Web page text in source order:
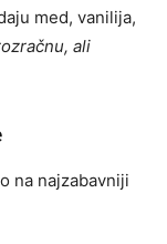
med, vanilija,
ali
na najzabavniji